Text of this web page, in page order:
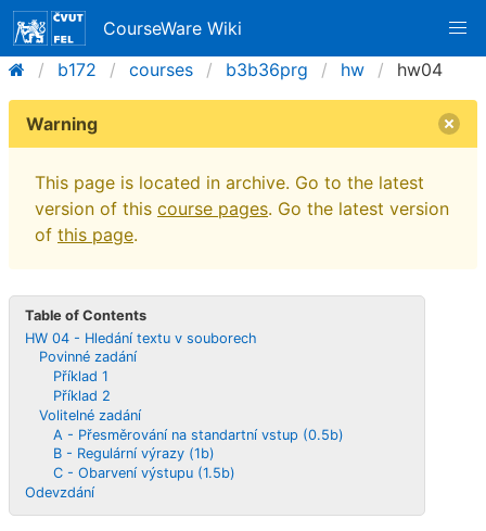
CourseWare Wiki
b172
courses b3b36prg hw hw04
Warning
This page is located in archive. Go to the latest
version of this course pages. Go the latest version
of this page.
Table of Contents
HW 04 - Hledání textu v souborech
Povinné zadání
Příklad 1
Příklad 2
Volitelné zadání
A - Přesměrování na standartní vstup (0.5b)
B - Regulární výrazy (1b)
C - Obarvení výstupu (1.5b)
Odevzdání